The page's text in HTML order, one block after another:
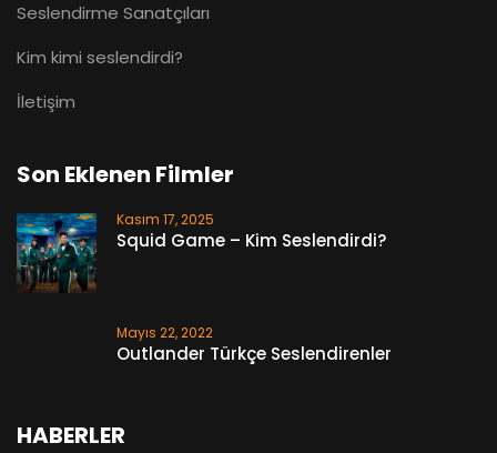
Seslendirme Sanatçıları
Kim kimi seslendirdi?
İletişim
Son Eklenen Filmler
Kasım 17, 2025
Squid Game – Kim Seslendirdi?
Mayıs 22, 2022
Outlander Türkçe Seslendirenler
HABERLER